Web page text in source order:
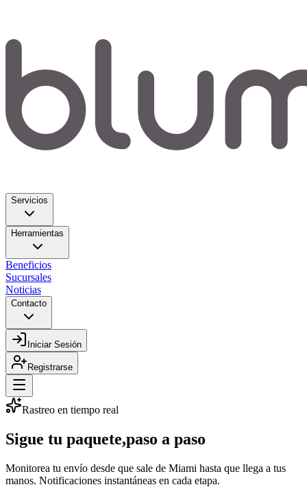
Servicios
Herramientas
Beneficios
Sucursales
Noticias
Contacto
Iniciar Sesión
Registrarse
Rastreo en tiempo real
Sigue tu paquete,paso a paso
Monitorea tu envío desde que sale de Miami hasta que llega a tus
manos. Notificaciones instantáneas en cada etapa.